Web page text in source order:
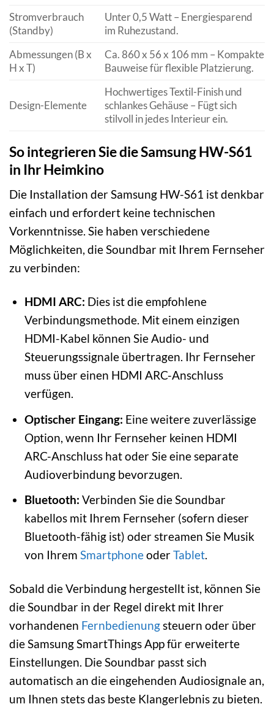
Stromverbrauch
(Standby)
Unter 0,5 Watt – Energiesparend
im Ruhezustand.
Abmessungen (B x
H x T)
Ca. 860 x 56 x 106 mm – Kompakte
Bauweise für flexible Platzierung.
Design-Elemente
Hochwertiges Textil-Finish und
schlankes Gehäuse – Fügt sich
stilvoll in jedes Interieur ein.
So integrieren Sie die Samsung HW-S61
in Ihr Heimkino
Die Installation der Samsung HW-S61 ist denkbar
einfach und erfordert keine technischen
Vorkenntnisse. Sie haben verschiedene
Möglichkeiten, die Soundbar mit Ihrem Fernseher
zu verbinden:
HDMI ARC: Dies ist die empfohlene
Verbindungsmethode. Mit einem einzigen
HDMI-Kabel können Sie Audio- und
Steuerungssignale übertragen. Ihr Fernseher
muss über einen HDMI ARC-Anschluss
verfügen.
Optischer Eingang: Eine weitere zuverlässige
Option, wenn Ihr Fernseher keinen HDMI
ARC-Anschluss hat oder Sie eine separate
Audioverbindung bevorzugen.
Bluetooth: Verbinden Sie die Soundbar
kabellos mit Ihrem Fernseher (sofern dieser
Bluetooth-fähig ist) oder streamen Sie Musik
von Ihrem SmartphoneoderTablet.
Sobald die Verbindung hergestellt ist, können Sie
die Soundbar in der Regel direkt mit Ihrer
vorhandenen Fernbedienungsteuern oder über
die Samsung SmartThings App für erweiterte
Einstellungen. Die Soundbar passt sich
automatisch an die eingehenden Audiosignale an,
um Ihnen stets das beste Klangerlebnis zu bieten.